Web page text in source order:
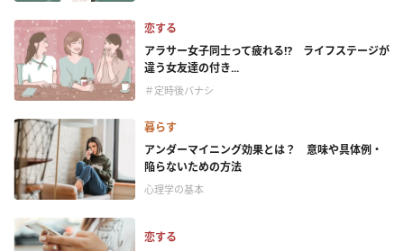
恋する
アラサー女子同士って疲れる⁉ ライフステージが
違う女友達の付き...
＃定時後バナシ
暮らす
アンダーマイニング効果とは？ 意味や具体例・
陥らないための方法
心理学の基本
恋する